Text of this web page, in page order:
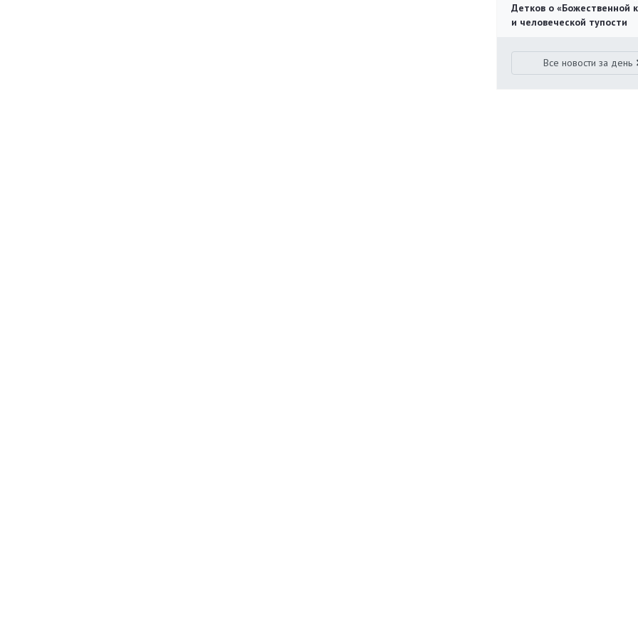
Детков о «Божественной
и человеческой тупости
Все новости за день